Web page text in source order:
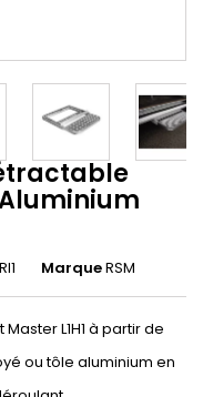
MarqueRSM
L1H1 à partir de
ou tôle aluminium en